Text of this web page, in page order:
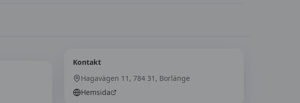
Kontakt
Hagavägen 11, 784 31, Borlänge
Hemsida